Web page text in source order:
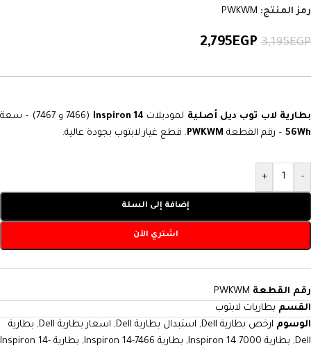
رمز المنتج: PWKWM
3,195EGP
2,795EGP
بطارية لاب توب ديل أصلية لموديلات Inspiron 14 (7466 و 7467) – سعة
56Wh – رقم القطعة PWKWM. قطع غيار لابتوب بجودة عالية.
-
+
إضافة إلى السلة
اشتري الآن
رقم القطعة PWKWM
القسم بطاريات لابتوب
الوسوم ارخص بطارية Dell , استبدال بطارية Dell , اسعار بطارية Dell , بطارية
Dell
, بطارية Inspiron 14 7000 , بطارية Inspiron 14-7466 ,
بطارية Inspiron 14-